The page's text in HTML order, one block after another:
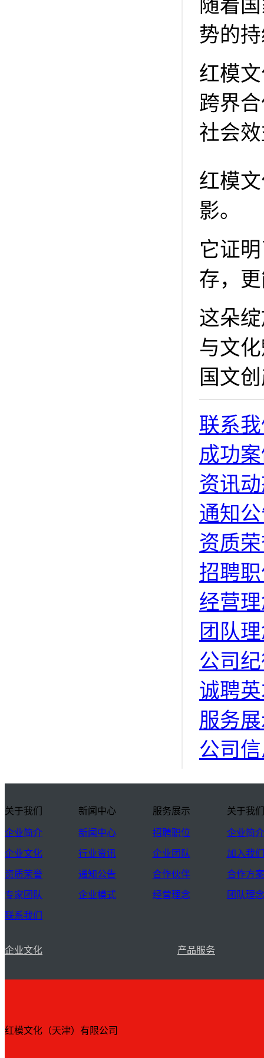
随着
势的
红模
跨界
社会
红模
影。
它证
存，
这朵
与文
国文
联系
成功
资讯
通知
资质
招聘
经营
团队
公司
诚聘
服务
公司
关于我们
企业简介
企业文化
资质荣誉
专家团队
联系我们
新闻中心
新闻中心
行业资讯
通知公告
企业模式
服务展示
招聘职位
企业团队
合作伙伴
经营理念
关于我们
企业简介
加入我们
合作方案
团队理念
企业文化 产品服务
红模文化（天津）有限公司